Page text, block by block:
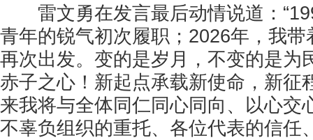
雷文勇在发言最后动情说道：
青年的锐气初次履职；2026年，我
再次出发。变的是岁月，不变的是为
赤子之心！新起点承载新使命，新征
来我将与全体同仁同心同向、以心交
不辜负组织的重托、各位代表的信任